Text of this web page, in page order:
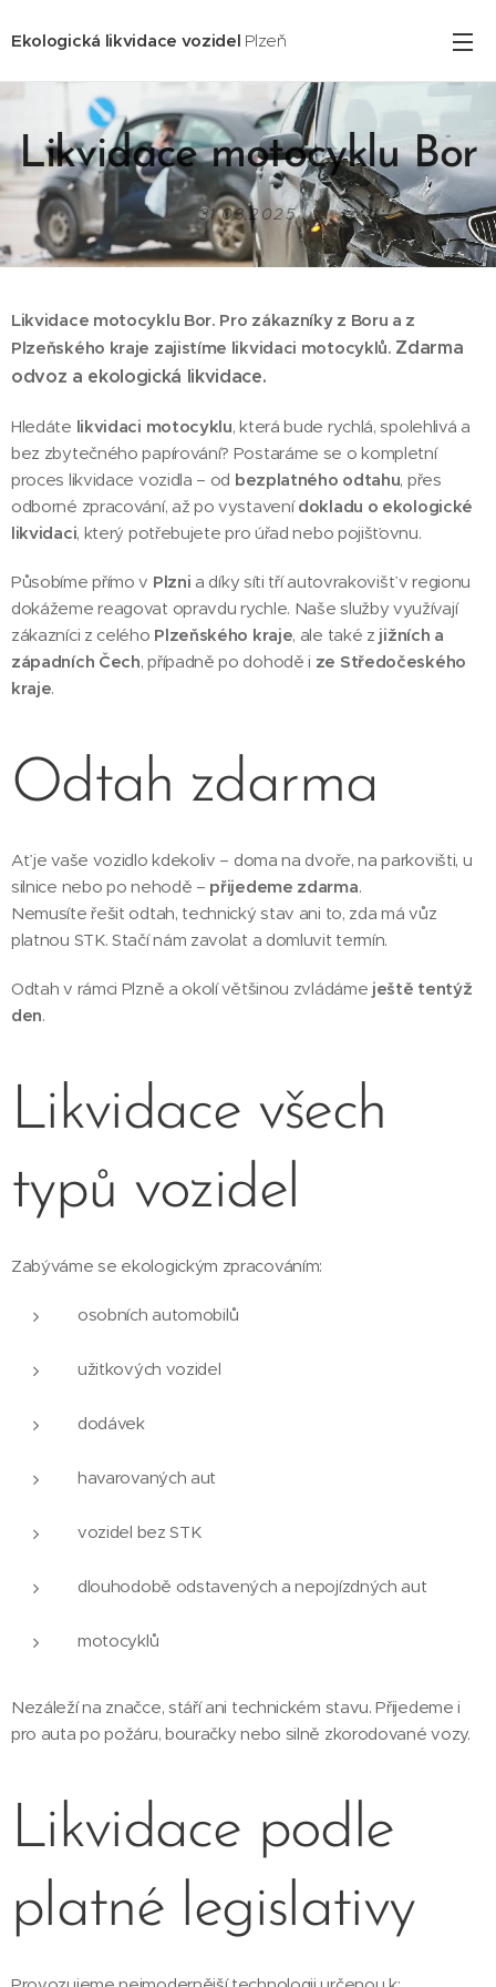
Ekologická likvidace vozidel Plzeň
Likvidace motocyklu Bor
31.03.2025
Likvidace motocyklu Bor. Pro zákazníky z Boru a z
Plzeňského kraje zajistíme likvidaci motocyklů. Zdarma
odvoz a ekologická likvidace.
Hledáte likvidaci motocyklu, která bude rychlá, spolehlivá a
bez zbytečného papírování? Postaráme se o kompletní
proces likvidace vozidla – od bezplatného odtahu, přes
odborné zpracování, až po vystavenídokladu o ekologické
likvidaci, který potřebujete pro úřad nebo pojišťovnu.
Působíme přímo v Plzni a díky síti tří autovrakovišť v regionu
dokážeme reagovat opravdu rychle. Naše služby využívají
zákazníci z celého Plzeňského kraje, ale také z jižních a
západních Čech, případně po dohodě i ze Středočeského
kraje.
Odtah zdarma
Ať je vaše vozidlo kdekoliv – doma na dvoře, na parkovišti, u
silnice nebo po nehodě – přijedeme zdarma.
Nemusíte řešit odtah, technický stav ani to, zda má vůz
platnou STK. Stačí nám zavolat a domluvit termín.
Odtah v rámci Plzně a okolí většinou zvládáme ještě tentýž
den.
Likvidace všech
typů vozidel
Zabýváme se ekologickým zpracováním:
osobních automobilů
užitkových vozidel
dodávek
havarovaných aut
vozidel bez STK
dlouhodobě odstavených a nepojízdných aut
motocyklů
Nezáleží na značce, stáří ani technickém stavu. Přijedeme i
pro auta po požáru, bouračky nebo silně zkorodované vozy.
Likvidace podle
platné legislativy